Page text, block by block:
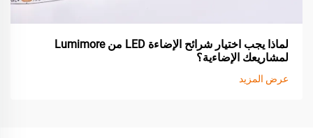
لماذا يجب اختيار شرائح الإضاءة LED من Lumimore
لمشاريعك الإضاءية؟
عرض المزيد